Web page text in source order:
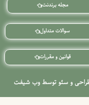
مجله برندنت
سوالات متداول
قوانین و مقررات
و سئو توسط وب شیفت